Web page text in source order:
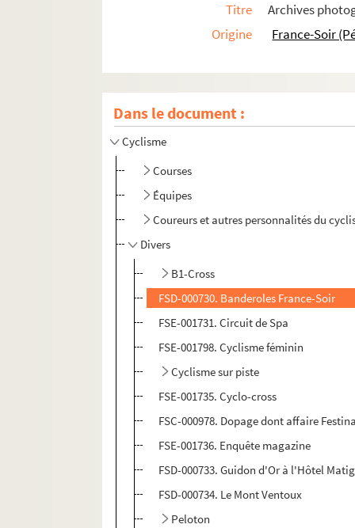
Titre
Archives
Origine
France-Soir
Dans le document :
Cyclisme
Courses
Équipes
Coureurs et autres personnalités du
Divers
B1-Cross
FSD-000730. Banderoles France-Soir
FSE-001731. Circuit de Spa
FSE-001798. Cyclisme féminin
Cyclisme sur piste
FSE-001735. Cyclo-cross
FSC-000978. Dopage dont affaire
FSE-001736. Enquête magazine
FSD-000733. Guidon d'Or à l'Hôtel
FSD-000734. Le Mont Ventoux
Peloton